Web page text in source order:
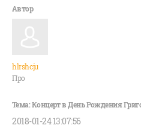
hlrshcju
Про
2018-01-24 13:07:56